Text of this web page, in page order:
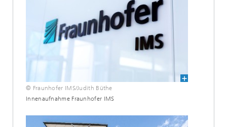
© Fraunhofer IMS/Judith Büthe
Innenaufnahme Fraunhofer IMS